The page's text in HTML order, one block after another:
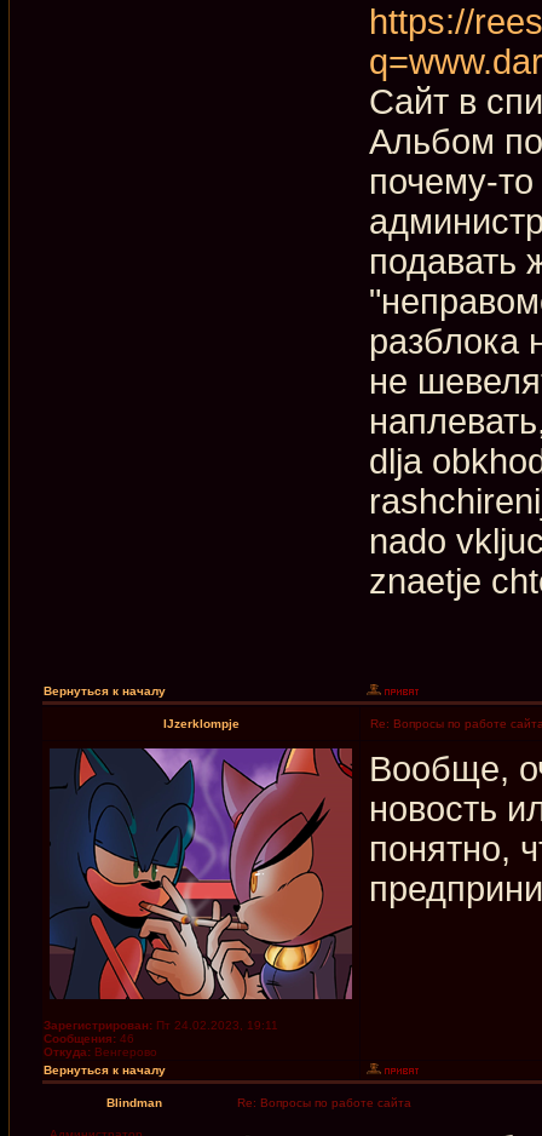
https://
Сайт в
Альбом
почему-
подавать
разблока
не
dlja
nado
znaetje
Вернуться к началу
IJzerklompje Re: Вопросы по работе
Зарегистрирован: Пт 24.02.2023, 19:11
Сообщения: 46
Откуда: Венгерово
Вообще,
новость
понятно,
Вернуться к началу
Blindman Re: Вопросы по работе сайта